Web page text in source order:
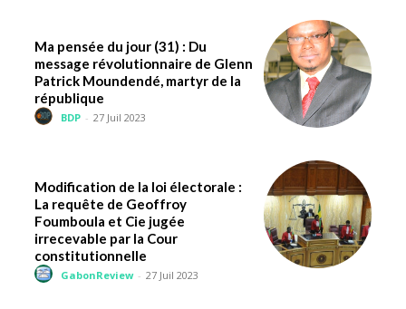
Ma pensée du jour (31) : Du
message révolutionnaire de Glenn
Patrick Moundendé, martyr de la
république
BDP - 27 Juil 2023
Modification de la loi électorale :
La requête de Geoffroy
Foumboula et Cie jugée
irrecevable par la Cour
constitutionnelle
GabonReview - 27 Juil 2023